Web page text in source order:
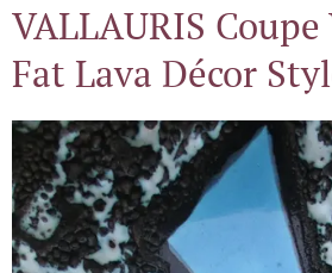
VALLAURIS Coupe
Fat Lava Décor